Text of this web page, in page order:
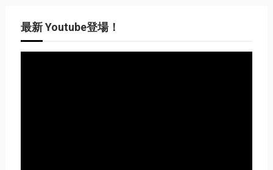
最新 Youtube登場！